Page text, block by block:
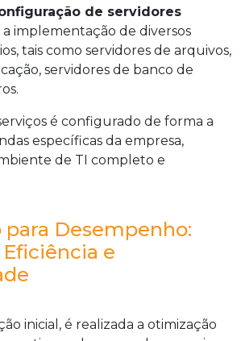
de servidores
implementação de diversos
tais como servidores de arquivos,
servidores de banco de
é configurado de forma a
específicas da empresa,
de TI completo e
Desempenho:
e
inicial, é realizada a otimização